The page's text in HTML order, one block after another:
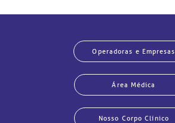
Operadoras e Empresas
Área Médica
Nosso Corpo Clínico